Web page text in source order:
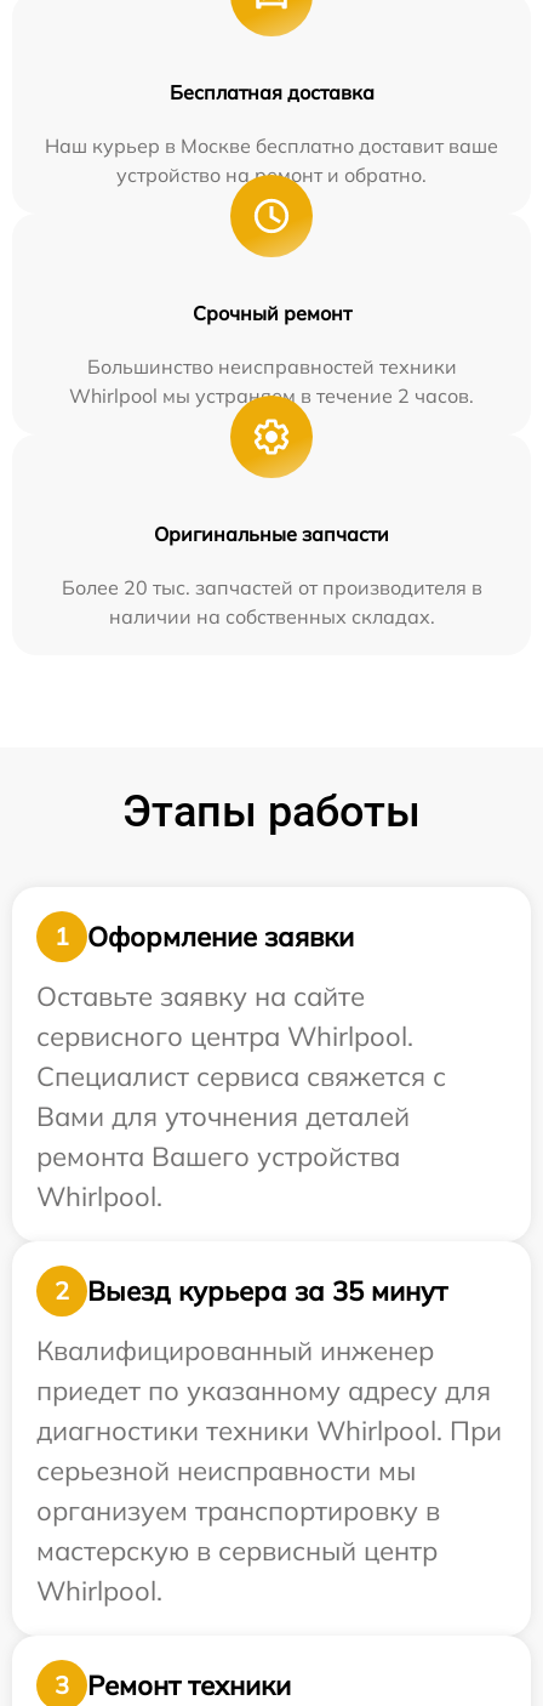
Бесплатная доставка
Наш курьер в Москве бесплатно доставит ваше
устройство на ремонт и обратно.
Срочный ремонт
Большинство неисправностей техники
Whirlpool мы устраняем в течение 2 часов.
Оригинальные запчасти
Более 20 тыс. запчастей от производителя в
наличии на собственных складах.
Этапы работы
1
Оформление заявки
Оставьте заявку на сайте
сервисного центра Whirlpool.
Специалист сервиса свяжется с
Вами для уточнения деталей
ремонта Вашего устройства
Whirlpool.
2
Выезд курьера за 35 минут
Квалифицированный инженер
приедет по указанному адресу для
диагностики техники Whirlpool. При
серьезной неисправности мы
организуем транспортировку в
мастерскую в сервисный центр
Whirlpool.
3 Ремонт техники